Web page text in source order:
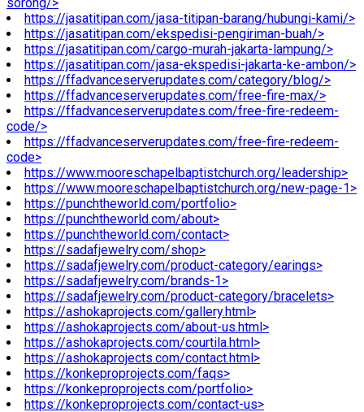
https://jasatitipan.com/jasa-titipan-barang/hubungi-kami/>
https://jasatitipan.com/ekspedisi-pengiriman-buah/>
https://jasatitipan.com/cargo-murah-jakarta-lampung/>
https://jasatitipan.com/jasa-ekspedisi-jakarta-ke-ambon/>
https://ffadvanceserverupdates.com/category/blog/>
https://ffadvanceserverupdates.com/free-fire-max/>
https://ffadvanceserverupdates.com/free-fire-redeem-
code/>
https://ffadvanceserverupdates.com/free-fire-redeem-
code>
https://www.mooreschapelbaptistchurch.org/leadership>
https://www.mooreschapelbaptistchurch.org/new-page-1>
https://punchtheworld.com/portfolio>
https://punchtheworld.com/about>
https://punchtheworld.com/contact>
https://sadafjewelry.com/shop>
https://sadafjewelry.com/product-category/earings>
https://sadafjewelry.com/brands-1>
https://sadafjewelry.com/product-category/bracelets>
https://ashokaprojects.com/gallery.html>
https://ashokaprojects.com/about-us.html>
https://ashokaprojects.com/courtila.html>
https://ashokaprojects.com/contact.html>
https://konkeproprojects.com/faqs>
https://konkeproprojects.com/portfolio>
https://konkeproprojects.com/contact-us>